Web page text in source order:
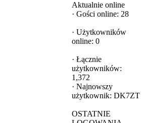
Aktualnie online
· Gości online: 28
· Użytkowników
online: 0
· Łącznie
użytkowników:
1,372
· Najnowszy
użytkownik: DK7ZT
OSTATNIE